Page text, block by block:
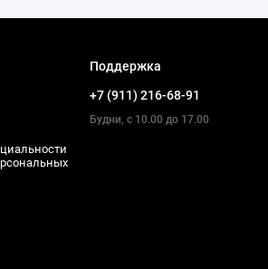
Поддержка
+7 (911) 216-68-91
Будни, с 10.00 до 17.00